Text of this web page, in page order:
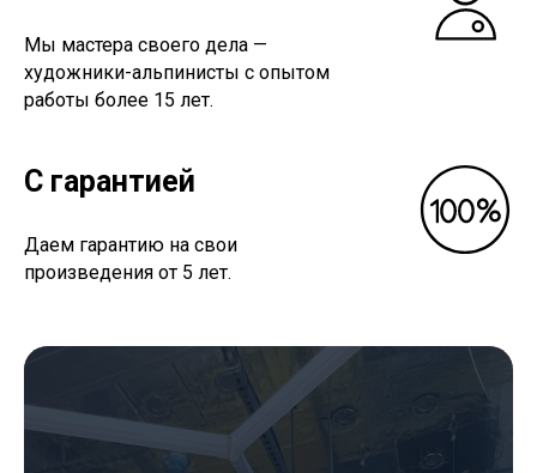
Мы мастера своего дела —
художники-альпинисты с опытом
работы более 15 лет.
С гарантией
Даем гарантию на свои
произведения от 5 лет.